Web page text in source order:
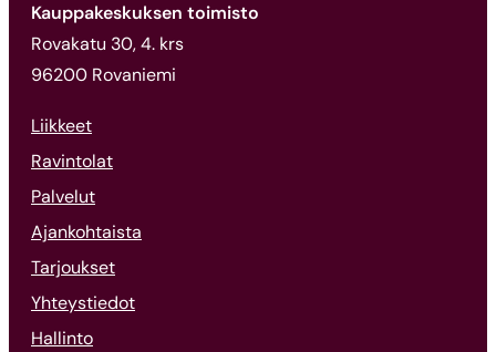
Kauppakeskuksen toimisto
Rovakatu 30, 4. krs
96200 Rovaniemi
Liikkeet
Ravintolat
Palvelut
Ajankohtaista
Tarjoukset
Yhteystiedot
Hallinto